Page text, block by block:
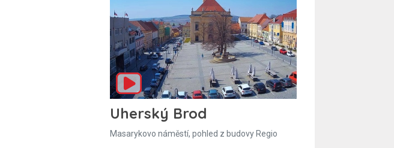
Uherský Brod
Masarykovo náměstí, pohled z budovy Regio